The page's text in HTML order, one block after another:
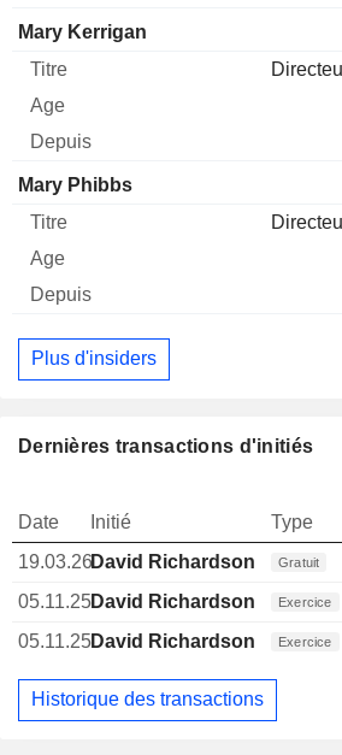
Mary Kerrigan
Mary Phibbs
Plus d'insiders
Dernières transactions d'initiés
Date Initié Type
19.03.26David Richardson Gratuit
05.11.25David Richardson Exercice
05.11.25David Richardson Exercice
Historique des transactions